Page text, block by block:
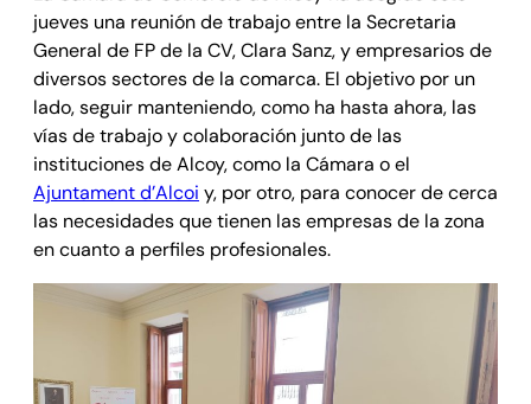
jueves una reunión de trabajo entre la Secretaria
General de FP de la CV, Clara Sanz, y empresarios de
diversos sectores de la comarca. El objetivo por un
lado, seguir manteniendo, como ha hasta ahora, las
vías de trabajo y colaboración junto de las
instituciones de Alcoy, como la Cámara o el
Ajuntament d’Alcoi y, por otro, para conocer de cerca
las necesidades que tienen las empresas de la zona
en cuanto a perfiles profesionales.